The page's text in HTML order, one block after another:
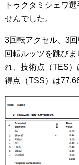
トゥクタミシェワ
せんでした。
3回転アクセル、3
回転ルッツを跳び
れ、技術点（TES
得点（TSS）は